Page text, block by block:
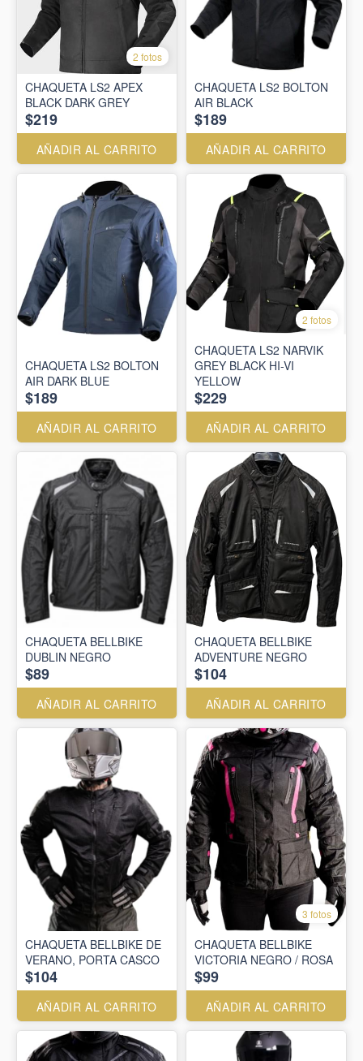
2 fotos
CHAQUETA LS2 APEX
BLACK DARK GREY
$219
AÑADIR AL CARRITO
CHAQUETA LS2 BOLTON
AIR BLACK
$189
AÑADIR AL CARRITO
CHAQUETA LS2 BOLTON
AIR DARK BLUE
$189
AÑADIR AL CARRITO
2 fotos
CHAQUETA LS2 NARVIK
GREY BLACK HI-VI
YELLOW
$229
AÑADIR AL CARRITO
CHAQUETA BELLBIKE
DUBLIN NEGRO
$89
AÑADIR AL CARRITO
CHAQUETA BELLBIKE
ADVENTURE NEGRO
$104
AÑADIR AL CARRITO
CHAQUETA BELLBIKE DE
VERANO, PORTA CASCO
$104
AÑADIR AL CARRITO
3 fotos
CHAQUETA BELLBIKE
VICTORIA NEGRO / ROSA
$99
AÑADIR AL CARRITO